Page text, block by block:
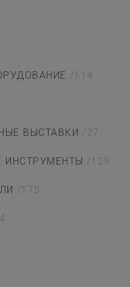
/114
ВЫСТАВКИ /27
/129
/175